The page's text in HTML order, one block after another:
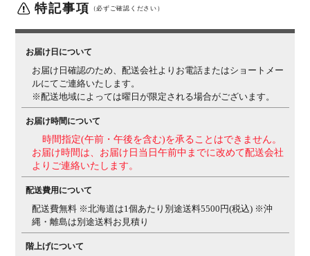
備考 アジャスター付き
■チェア■
材質 張地 / EPU 脚 / スチール
梱包数 2箱
梱包重量 梱包1・2 / 8kg
備考 アジャスター付き
特記事項 （必ずご確認ください）
お届け日について
お届け日確認のため、配送会社よりお電話またはショートメー
ルにてご連絡いたします。
※配送地域によっては曜日が限定される場合がございます。
お届け時間について
時間指定(午前・午後を含む)を承ることはできません。
お届け時間は、お届け日当日午前中までに改めて配送会社
よりご連絡いたします。
配送費用について
配送費無料 ※北海道は1個あたり別途送料5500円(税込) ※沖
縄・離島は別途送料お見積り
階上げについて